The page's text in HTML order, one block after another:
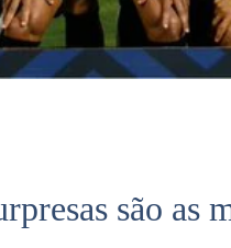
são as